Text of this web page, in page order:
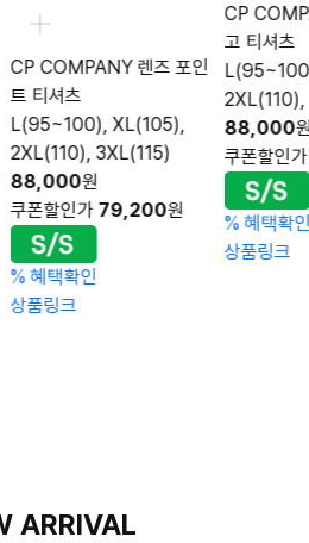
CP COMPANY 렌즈 포인
트 티셔츠
L(95~100), XL(105),
2XL(110), 3XL(115)
88,000원
쿠폰할인가 79,200원
% 혜택확인
상품링크
CP
고 티셔츠
88,000
쿠폰할인
% 혜택확
상품링크
ARRIVAL